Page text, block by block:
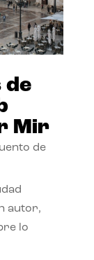
de
Mir
de
autor,
lo